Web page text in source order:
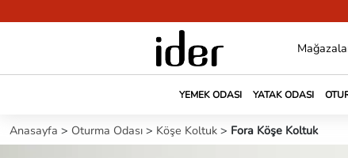
YEMEK ODASI YATAK ODASI
Anasayfa > Oturma Odası > Köşe Koltuk > Fora Köşe Koltuk